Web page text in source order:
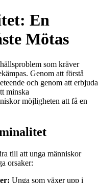
En
Mötas
som kräver
Genom att förstå
och genom att erbjuda
minska
möjligheten att få en
till att unga människor
orsaker:
Unga som växer upp i